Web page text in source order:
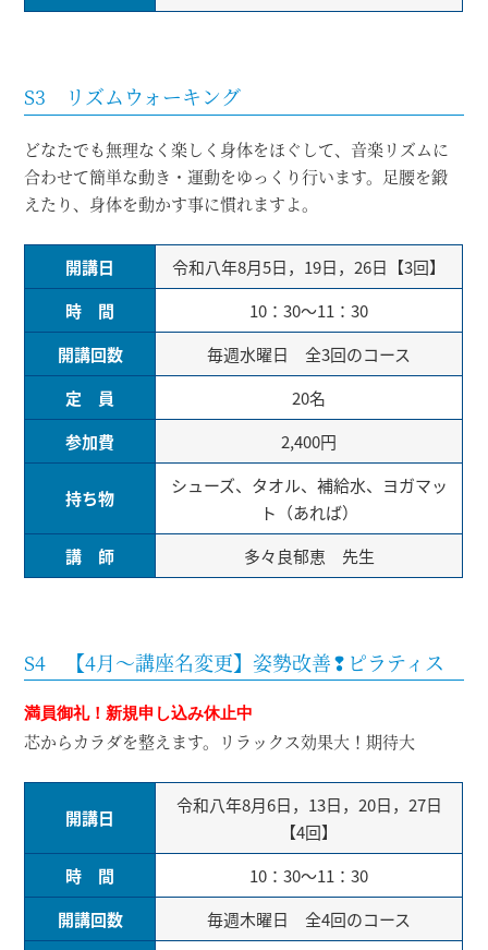
S3 リズムウォーキング
どなたでも無理なく楽しく身体をほぐして、音楽リズムに
合わせて簡単な動き・運動をゆっくり行います。足腰を鍛
えたり、身体を動かす事に慣れますよ。
開講日
令和八年8月5日，19日，26日【3回】
時 間
10：30～11：30
開講回数
毎週水曜日 全3回のコース
定 員
20名
参加費
2,400円
持ち物
シューズ、タオル、補給水、ヨガマッ
ト（あれば）
講 師
多々良郁恵 先生
S4 【4月～講座名変更】姿勢改善❢ピラティス
満員御礼！新規申し込み休止中
芯からカラダを整えます。リラックス効果大！期待大
開講日
令和八年8月6日，13日，20日，27日
【4回】
時 間
10：30～11：30
開講回数
毎週木曜日 全4回のコース